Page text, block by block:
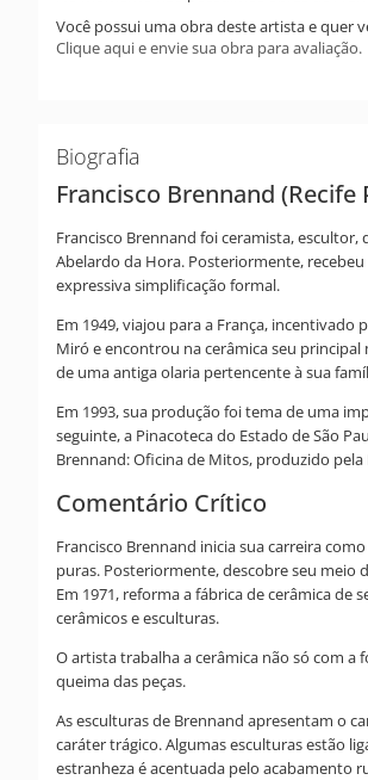
Você possui uma obra deste artista e quer
Clique aqui e envie sua obra para avaliação.
Biografia
Francisco Brennand (Recife
Francisco Brennand foi ceramista,
Abelardo da Hora. Posteriormente,
expressiva simplificação formal.
Em 1949, viajou para a França, incentivado
Miró e encontrou na cerâmica seu principal
de uma antiga olaria pertencente à sua
Em 1993, sua produção foi tema de uma
seguinte, a Pinacoteca do Estado de São
Brennand: Oficina de Mitos, produzido pela
Comentário Crítico
Francisco Brennand inicia sua carreira
puras. Posteriormente, descobre seu meio
Em 1971, reforma a fábrica de cerâmica
cerâmicos e esculturas.
O artista trabalha a cerâmica não só com
queima das peças.
As esculturas de Brennand apresentam o
caráter trágico. Algumas esculturas estão
estranheza é acentuada pelo acabamento